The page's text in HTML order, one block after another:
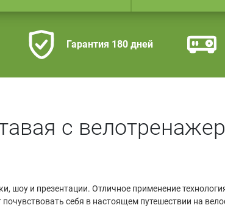
Гарантия 180 дней
с
шоу и презентации. Отличное применение
себя в настоящем путешествии на